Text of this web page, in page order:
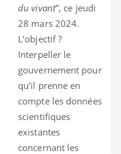
du vivant”, ce jeudi
28 mars 2024.
L’objectif ?
Interpeller le
gouvernement pour
qu’il prenne en
compte les données
scientifiques
existantes
concernant les